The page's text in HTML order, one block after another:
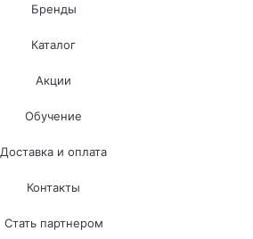
Бренды
Каталог
Акции
Обучение
Доставка и оплата
Контакты
Стать партнером